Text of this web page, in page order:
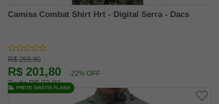
Camisa Combat Shirt Hrt - Digital Serra - Dacs
R$ 259,90
R$ 201,80 -22% OFF
7x de R$ 33,92
FRETE GRÁTIS FLASH